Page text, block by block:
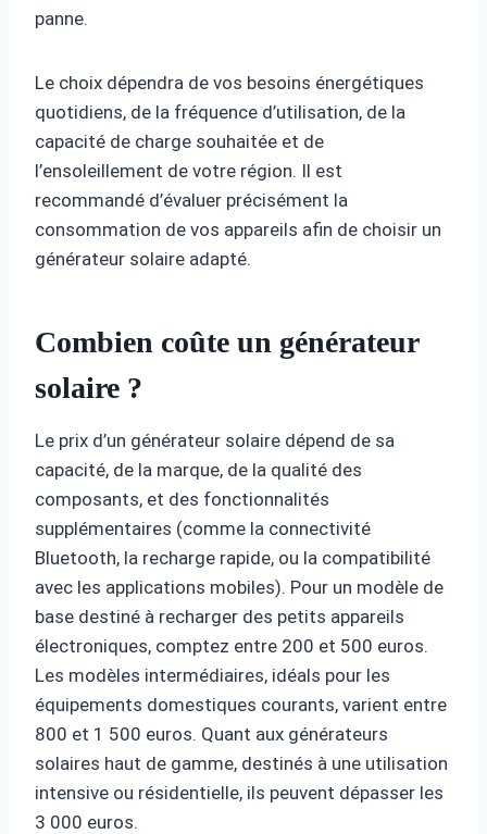
panne.
Le choix dépendra de vos besoins énergétiques
quotidiens, de la fréquence d’utilisation, de la
capacité de charge souhaitée et de
l’ensoleillement de votre région. Il est
recommandé d’évaluer précisément la
consommation de vos appareils afin de choisir un
générateur solaire adapté.
Combien coûte un générateur
solaire ?
Le prix d’un générateur solaire dépend de sa
capacité, de la marque, de la qualité des
composants, et des fonctionnalités
supplémentaires (comme la connectivité
Bluetooth, la recharge rapide, ou la compatibilité
avec les applications mobiles). Pour un modèle de
base destiné à recharger des petits appareils
électroniques, comptez entre 200 et 500 euros.
Les modèles intermédiaires, idéals pour les
équipements domestiques courants, varient entre
800 et 1 500 euros. Quant aux générateurs
solaires haut de gamme, destinés à une utilisation
intensive ou résidentielle, ils peuvent dépasser les
3 000 euros.